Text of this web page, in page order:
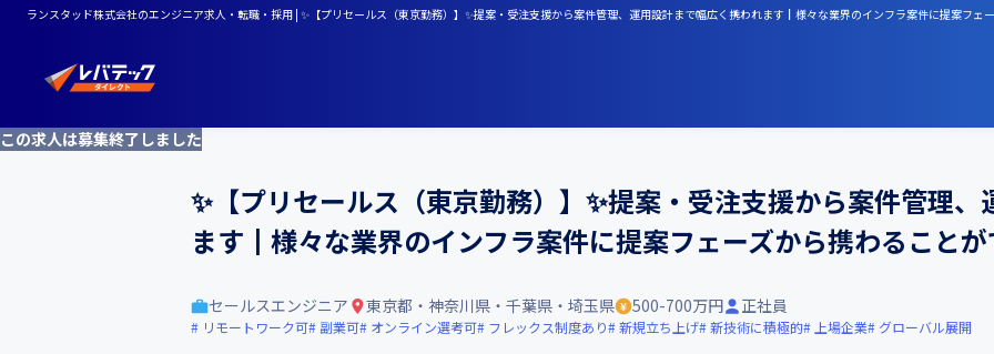
ランスタッド株式会社のエンジニア求人・転職・採用 | ✨【プリセールス（東京勤務）】✨提案・受注支援から案件管理、運用設計まで幅広く携われます┃様々な業界のインフラ案件に提案フェ
この求人は募集終了しました
✨【プリセールス（東京勤務）】✨提案・受注支援から案件管理
ます┃様々な業界のインフラ案件に提案フェーズから携わることが
セールスエンジニア 東京都・神奈川県・千葉県・埼玉県 500-700万円 正社員
リモートワーク可 副業可 オンライン選考可 フレックス制度あり 新規立ち上げ 新技術に積極的 上場企業 グローバル展開